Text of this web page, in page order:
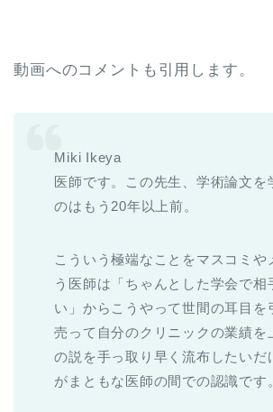
動画へのコメントも引用します。
Miki Ikeya
医師です。この先生、学術論文を
のはもう20年以上前。
こういう極端なことをマスコミや
う医師は「ちゃんとした学会で相
い」からこうやって世間の耳目を
売って自分のクリニックの業績を
の説を手っ取り早く流布したいだ
がまともな医師の間での認識です。